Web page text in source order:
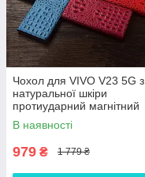
Чохол для VIVO V23 5G з
натуральної шкіри
протиударний магнітний
книжка з підставкою
"CROCOHEAD"
В наявності
979 ₴ 1 779 ₴